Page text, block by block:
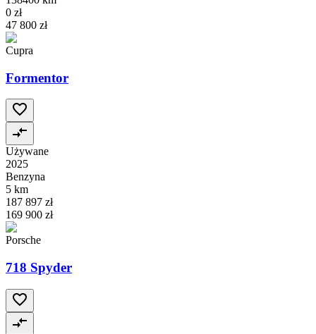
0 zł
47 800 zł
Cupra
Formentor
Używane
2025
Benzyna
5 km
187 897 zł
169 900 zł
Porsche
718 Spyder